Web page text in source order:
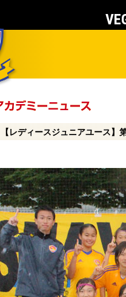
【レディースジュニアユース】